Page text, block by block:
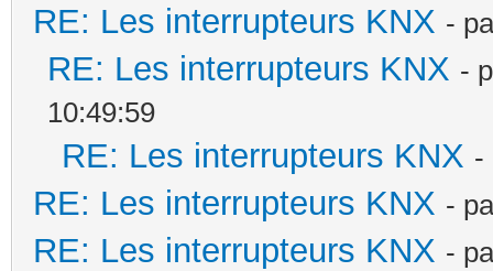
RE: Les interrupteurs KNX -
RE: Les interrupteurs KNX -
10:49:59
RE: Les interrupteurs KNX -
RE: Les interrupteurs KNX -
RE: Les interrupteurs KNX -